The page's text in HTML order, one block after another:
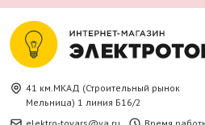
41 км.МКАД (Строительный рынок
Мельница) 1 линия Б16/2